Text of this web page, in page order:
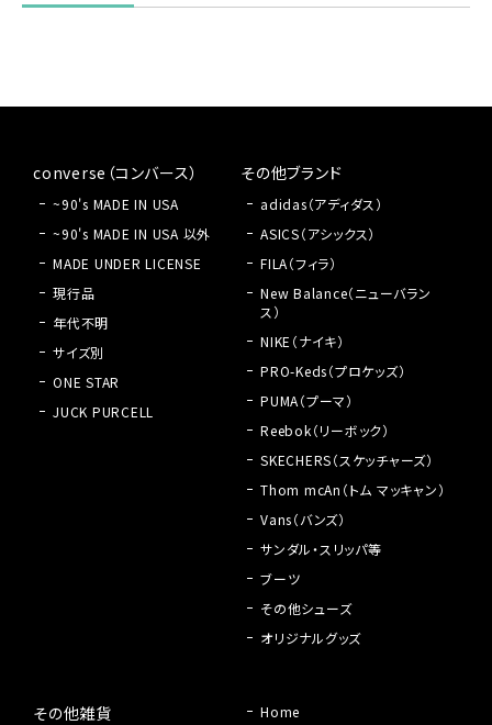
converse（コンバース）
~90's MADE IN USA
~90's MADE IN USA 以外
MADE UNDER LICENSE
現行品
年代不明
サイズ別
ONE STAR
JUCK PURCELL
その他ブランド
adidas（アディダス）
ASICS（アシックス）
FILA（フィラ）
New Balance（ニューバラン
ス）
NIKE（ナイキ）
PRO-Keds（プロケッズ）
PUMA（プーマ）
Reebok（リーボック）
SKECHERS（スケッチャーズ）
Thom mcAn（トム マッキャン）
Vans（バンズ）
サンダル・スリッパ等
ブーツ
その他シューズ
オリジナルグッズ
その他雑貨
Home